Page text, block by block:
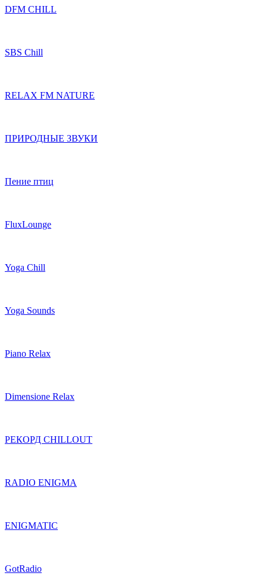
DFM CHILL
SBS Chill
RELAX FM NATURE
ПРИРОДНЫЕ ЗВУКИ
Пение птиц
FluxLounge
Yoga Chill
Yoga Sounds
Piano Relax
Dimensione Relax
РЕКОРД CHILLOUT
RADIO ENIGMA
ENIGMATIC
GotRadio